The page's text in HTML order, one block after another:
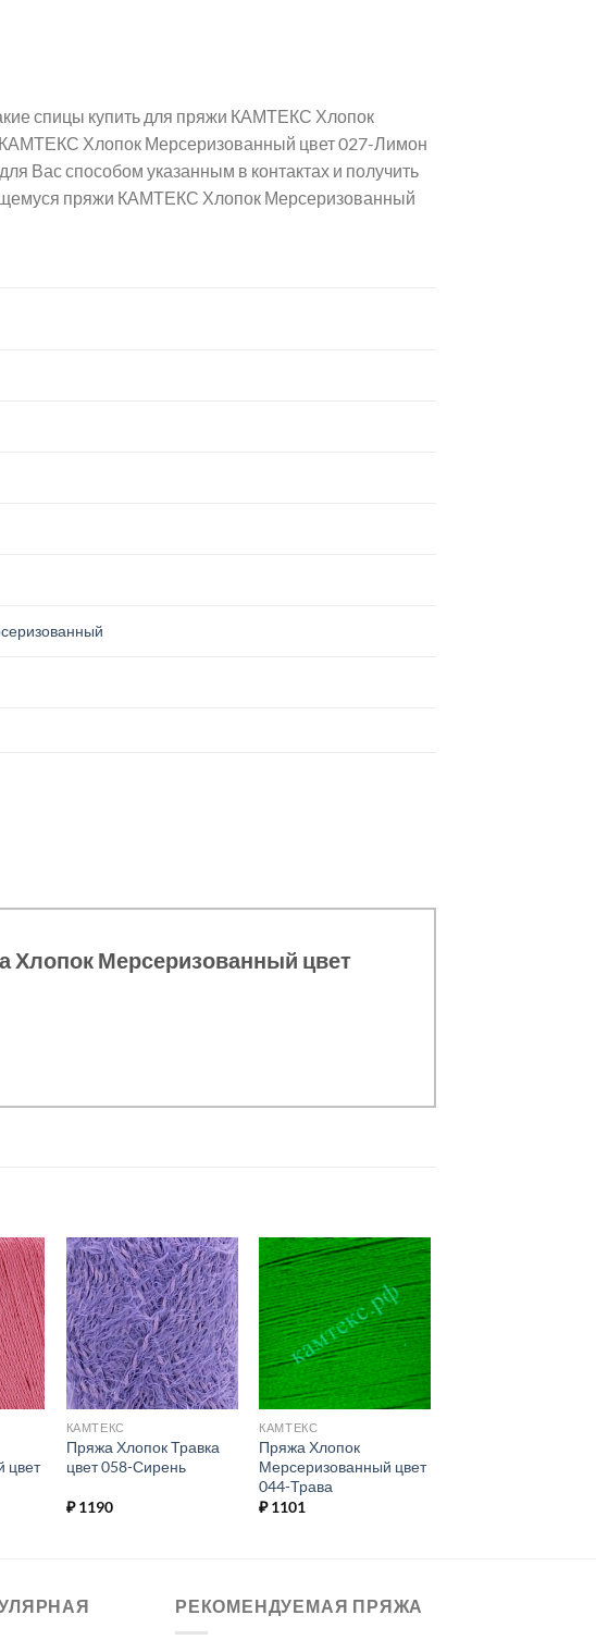
спицы купить для пряжи КАМТЕКС Хлопок
Хлопок Мерсеризованный цвет 027-Лимон
Вас способом указанным в контактах и получить
пряжи КАМТЕКС Хлопок Мерсеризованный
Хлопок Мерсеризованный цвет
в
цвет
Добавить в
избранное.
КАМТЕКС
Пряжа Хлопок Травка
цвет 058-Сирень
₽1190
Добавить в
избранное.
КАМТЕКС
Пряжа Хлопок
Мерсеризованный цвет
044-Трава
₽1101
РЕКОМЕНДУЕМАЯ ПРЯЖА